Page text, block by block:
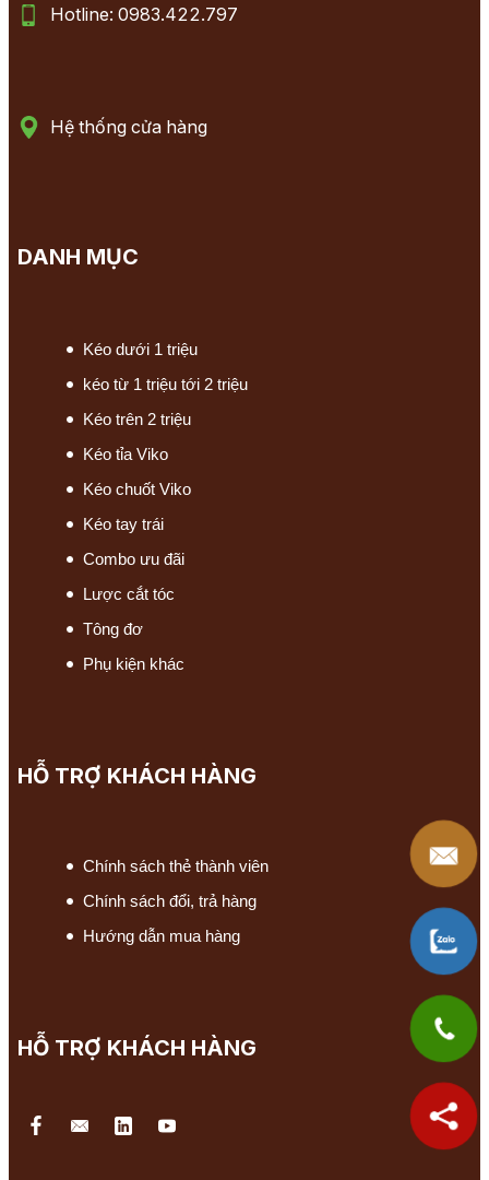
Hotline: 0983.422.797
Hệ thống cửa hàng
DANH MỤC
Kéo dưới 1 triệu
kéo từ 1 triệu tới 2 triệu
Kéo trên 2 triệu
Kéo tỉa Viko
Kéo chuốt Viko
Kéo tay trái
Combo ưu đãi
Lược cắt tóc
Tông đơ
Phụ kiện khác
HỖ TRỢ KHÁCH HÀNG
Chính sách thẻ thành viên
Chính sách đổi, trả hàng
Hướng dẫn mua hàng
HỖ TRỢ KHÁCH HÀNG